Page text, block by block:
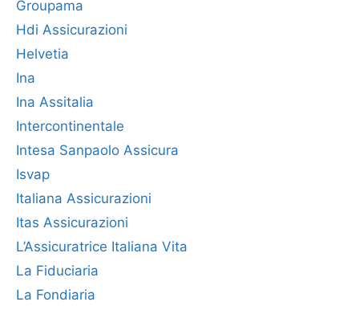
Groupama
Hdi Assicurazioni
Helvetia
Ina
Ina Assitalia
Intercontinentale
Intesa Sanpaolo Assicura
Isvap
Italiana Assicurazioni
Itas Assicurazioni
L’Assicuratrice Italiana Vita
La Fiduciaria
La Fondiaria